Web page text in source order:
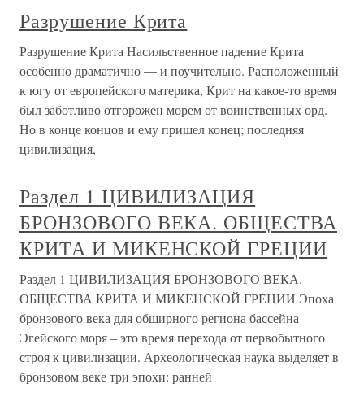
Разрушение Крита
Разрушение Крита Насильственное падение Крита
особенно драматично — и поучительно. Расположенный
к югу от европейского материка, Крит на какое-то время
был заботливо отгорожен морем от воинственных орд.
Но в конце концов и ему пришел конец; последняя
цивилизация,
Раздел 1 ЦИВИЛИЗАЦИЯ
БРОНЗОВОГО ВЕКА. ОБЩЕСТВА
КРИТА И МИКЕНСКОЙ ГРЕЦИИ
Раздел 1 ЦИВИЛИЗАЦИЯ БРОНЗОВОГО ВЕКА.
ОБЩЕСТВА КРИТА И МИКЕНСКОЙ ГРЕЦИИ Эпоха
бронзового века для обширного региона бассейна
Эгейского моря – это время перехода от первобытного
строя к цивилизации. Археологическая наука выделяет в
бронзовом веке три эпохи: ранней